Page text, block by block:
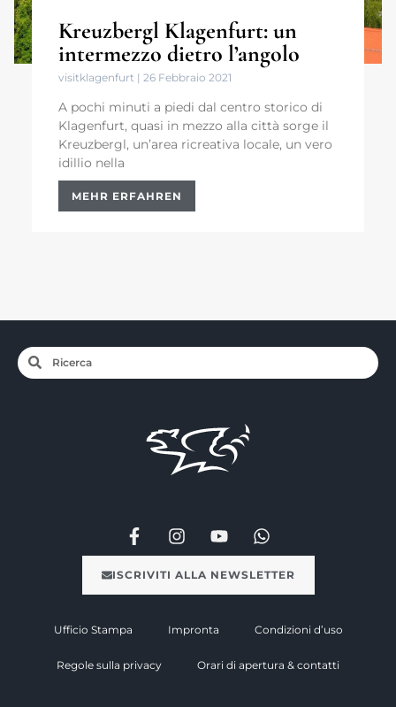
Kreuzbergl Klagenfurt: un
intermezzo dietro l’angolo
visitklagenfurt 26 Febbraio 2021
A pochi minuti a piedi dal centro storico di
Klagenfurt, quasi in mezzo alla città sorge il
Kreuzbergl, un’area ricreativa locale, un vero
idillio nella
MEHR ERFAHREN
ISCRIVITI ALLA NEWSLETTER
Ufficio Stampa Impronta Condizioni d’uso
Regole sulla privacy Orari di apertura & contatti